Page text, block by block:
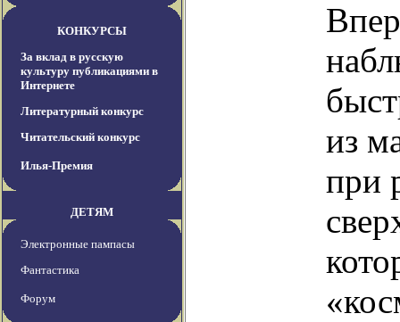
КОНКУРСЫ
За вклад в русскую
культуру публикациями в
Интернете
Литературный конкурс
Читательский конкурс
Илья-Премия
ДЕТЯМ
Электронные пампасы
Фантастика
Форум
из
при